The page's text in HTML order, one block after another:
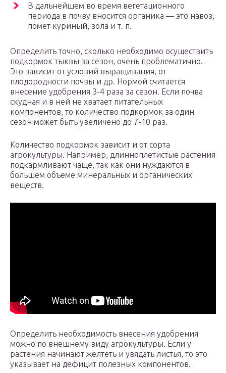
В дальнейшем во время вегетационного
периода в почву вносится органика — это навоз,
помет куриный, зола и т. п.
Определить точно, сколько необходимо осуществить
подкормок тыквы за сезон, очень проблематично.
Это зависит от условий выращивания, от
плодородности почвы и др. Нормой считается
внесение удобрения 3-4 раза за сезон. Если почва
скудная и в ней не хватает питательных
компонентов, то количество подкормок за один
сезон может быть увеличено до 7-10 раз.
Количество подкормок зависит и от сорта
агрокультуры. Например, длинноплетистые растения
подкармливают чаще, так как они нуждаются в
большем объеме минеральных и органических
веществ.
Определить необходимость внесения удобрения
можно по внешнему виду агрокультуры. Если у
растения начинают желтеть и увядать листья, то это
указывает на дефицит полезных компонентов.